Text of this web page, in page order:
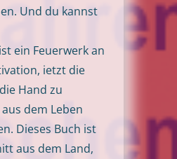
Und du kannst
ein Feuerwerk an
ietzt die
Hand zu
dem Leben
Dieses Buch ist
aus dem Land,